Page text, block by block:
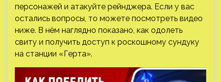
персонажей и атакуйте рейнджера. Если у вас
остались вопросы, то можете посмотреть видео
ниже. В нём наглядно показано, как одолеть
свиту и получить доступ к роскошному сундуку
на станции «Герта».